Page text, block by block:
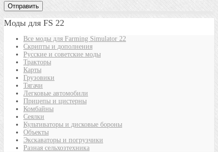
Моды для FS 22
Все моды для Farming Simulator 22
Скрипты и дополнения
Русские и советские моды
Тракторы
Карты
Грузовики
Тягачи
Легковые автомобили
Прицепы и цистерны
Комбайны
Сеялки
Культиваторы и дисковые бороны
Объекты
Экскаваторы и погрузчики
Разная сельхозтехника